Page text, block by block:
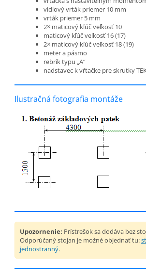
vidiový vrták priemer 10 mm
vrták priemer 5 mm
2× maticový kľúč veľkosť 10
maticový kľúč veľkosť 16 (17)
2× maticový kľúč veľkosť 18 (19)
meter a pásmo
rebrík typu „A“
nadstavec k vŕtačke pre skrutky
Ilustračná fotografia montáže
Upozornenie: Prístrešok sa dodáva bez
Odporúčaný stojan je možné objednať tu:
jednostranný.